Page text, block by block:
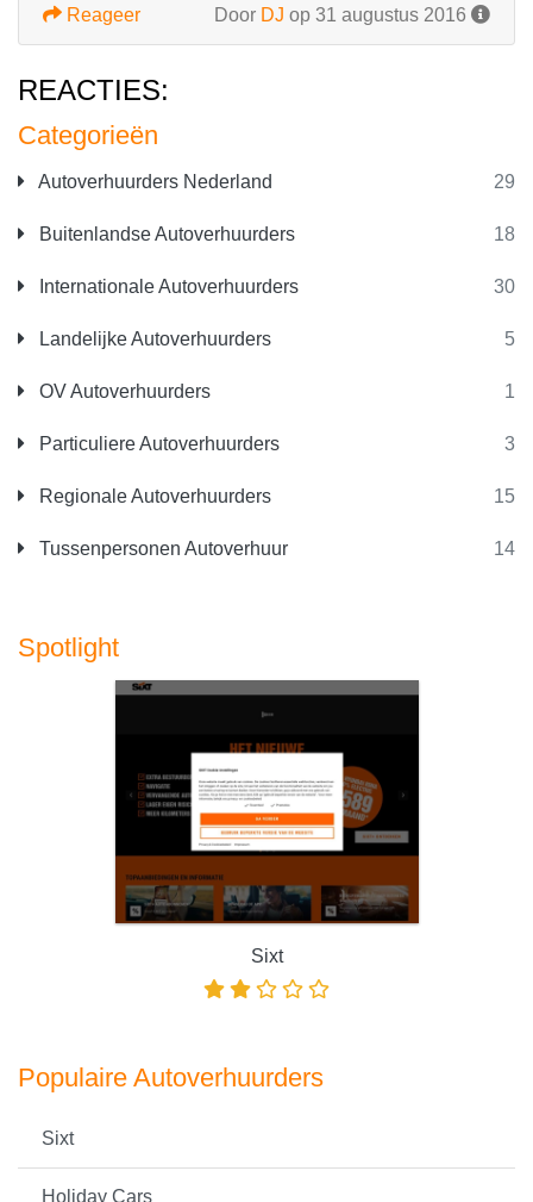
Categorieën
Autoverhuurders Nederland 29
Buitenlandse Autoverhuurders 18
Internationale Autoverhuurders 30
Landelijke Autoverhuurders 5
OV Autoverhuurders 1
Particuliere Autoverhuurders 3
Regionale Autoverhuurders 15
Tussenpersonen Autoverhuur 14
Spotlight
Sixt
Populaire Autoverhuurders
Sixt
Holiday Cars
Door DJ op 31 augustus 2016
Reageer
REACTIES: